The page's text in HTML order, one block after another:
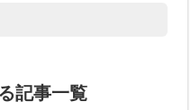
記事一覧